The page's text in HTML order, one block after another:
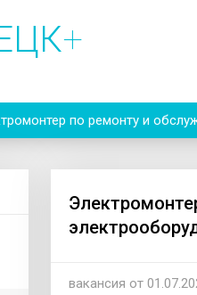
+
по ремонту и
вакансия от